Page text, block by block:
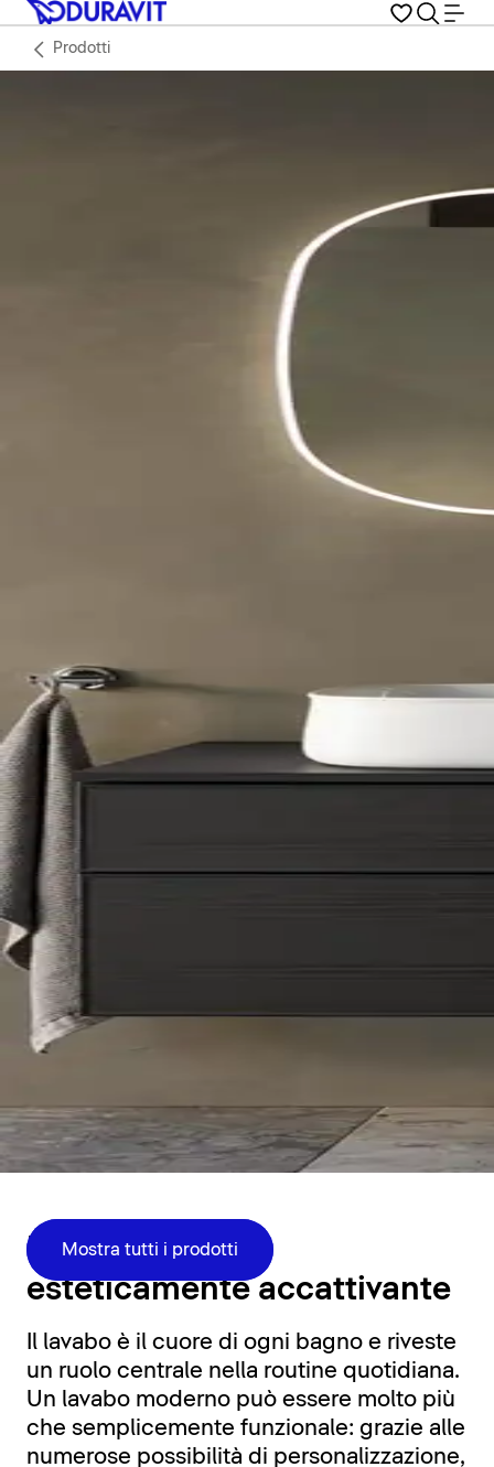
Prodotti
Mostra tutti i prodotti
Funzionale ed
esteticamente accattivante
Il lavabo è il cuore di ogni bagno e riveste
un ruolo centrale nella routine quotidiana.
Un lavabo moderno può essere molto più
che semplicemente funzionale: grazie alle
numerose possibilità di personalizzazione,